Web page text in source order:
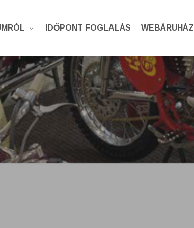
IDŐPONT FOGLALÁS WEBÁRUHÁZ